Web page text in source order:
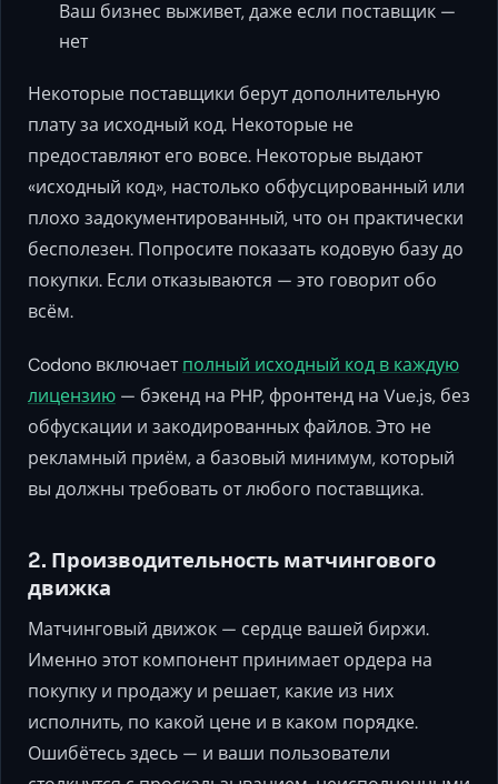
Ваш бизнес выживет, даже если поставщик —
нет
Некоторые поставщики берут дополнительную
плату за исходный код. Некоторые не
предоставляют его вовсе. Некоторые выдают
«исходный код», настолько обфусцированный или
плохо задокументированный, что он практически
бесполезен. Попросите показать кодовую базу до
покупки. Если отказываются — это говорит обо
всём.
Codono включаетполный исходный код в каждую
лицензию — бэкенд на PHP, фронтенд на Vue.js, без
обфускации и закодированных файлов. Это не
рекламный приём, а базовый минимум, который
вы должны требовать от любого поставщика.
2. Производительность матчингового
движка
Матчинговый движок — сердце вашей биржи.
Именно этот компонент принимает ордера на
покупку и продажу и решает, какие из них
исполнить, по какой цене и в каком порядке.
Ошибётесь здесь — и ваши пользователи